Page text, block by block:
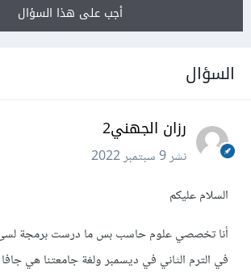
أجب على هذا السؤال
السؤال
رزان الجهني2
نشر9 سبتمبر 2022
السلام عليكم
أنا تخصصي علوم حاسب بس ما درست برمجة لسى
في الترم الثاني في ديسمبر ولغة جامعتنا هي